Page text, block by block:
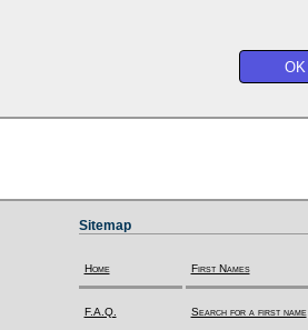
Sitemap
Home
F.A.Q.
First Names
Search for a first name